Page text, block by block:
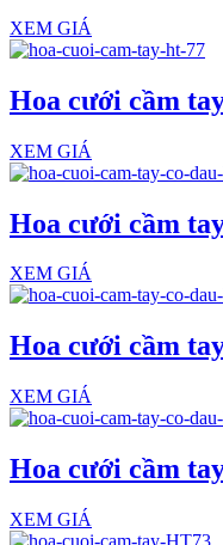
XEM GIÁ
Hoa cưới cầm
XEM GIÁ
Hoa cưới cầm
XEM GIÁ
Hoa cưới cầm
XEM GIÁ
Hoa cưới cầm
XEM GIÁ